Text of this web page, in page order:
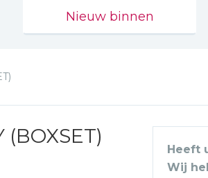
Nieuw binnen
(BOXSET)
Heeft
Wij